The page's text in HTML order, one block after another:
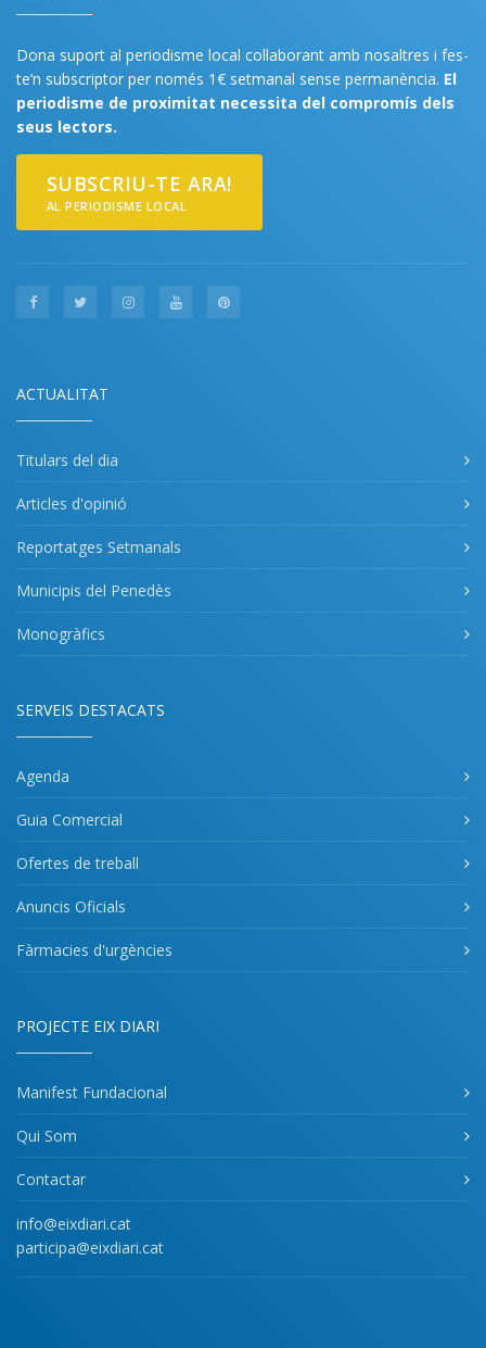
Dona suport al periodisme local col·laborant amb nosaltres i fes-
te’n subscriptor per només 1€ setmanal sense permanència. El
periodisme de proximitat necessita del compromís dels
seus lectors.
SUBSCRIU-TE ARA!
AL PERIODISME LOCAL
ACTUALITAT
Titulars del dia
Articles d'opinió
Reportatges Setmanals
Municipis del Penedès
Monogràfics
SERVEIS DESTACATS
Agenda
Guia Comercial
Ofertes de treball
Anuncis Oficials
Fàrmacies d'urgències
PROJECTE EIX DIARI
Manifest Fundacional
Qui Som
Contactar
info@eixdiari.cat
participa@eixdiari.cat